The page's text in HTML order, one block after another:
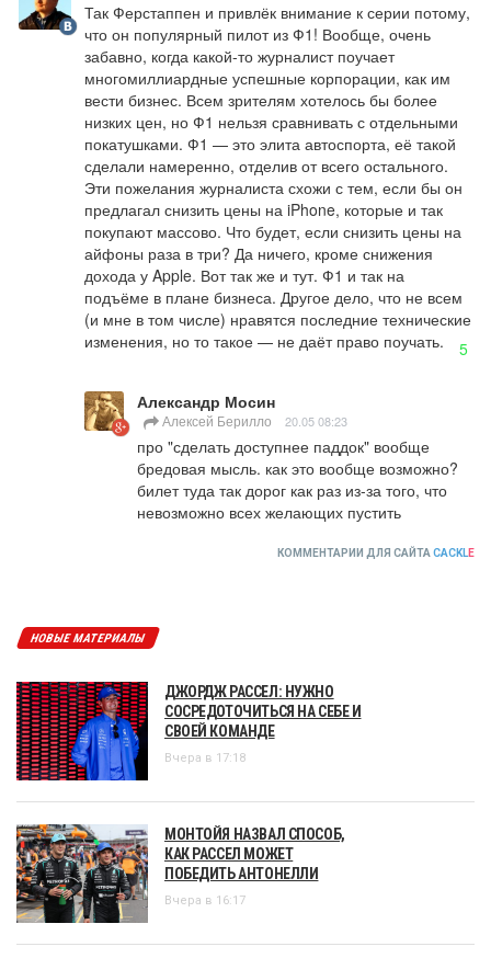
Так Ферстаппен и привлёк внимание к серии потому,
что он популярный пилот из Ф1! Вообще, очень
забавно, когда какой-то журналист поучает
многомиллиардные успешные корпорации, как им
вести бизнес. Всем зрителям хотелось бы более
низких цен, но Ф1 нельзя сравнивать с отдельными
покатушками. Ф1 — это элита автоспорта, её такой
сделали намеренно, отделив от всего остального.
Эти пожелания журналиста схожи с тем, если бы он
предлагал снизить цены на iPhone, которые и так
покупают массово. Что будет, если снизить цены на
айфоны раза в три? Да ничего, кроме снижения
дохода у Apple. Вот так же и тут. Ф1 и так на
подъёме в плане бизнеса. Другое дело, что не всем
(и мне в том числе) нравятся последние технические
изменения, но то такое — не даёт право поучать.
5
Александр Мосин
Алексей Берилло 20.05 08:23
про "сделать доступнее паддок" вообще
бредовая мысль. как это вообще возможно?
билет туда так дорог как раз из-за того, что
невозможно всех желающих пустить
КОММЕНТАРИИ ДЛЯ САЙТА CACKLE
НОВЫЕ МАТЕРИАЛЫ
ДЖОРДЖ РАССЕЛ: НУЖНО
СОСРЕДОТОЧИТЬСЯ НА СЕБЕ И
СВОЕЙ КОМАНДЕ
Вчера в 17:18
МОНТОЙЯ НАЗВАЛ СПОСОБ,
КАК РАССЕЛ МОЖЕТ
ПОБЕДИТЬ АНТОНЕЛЛИ
Вчера в 16:17